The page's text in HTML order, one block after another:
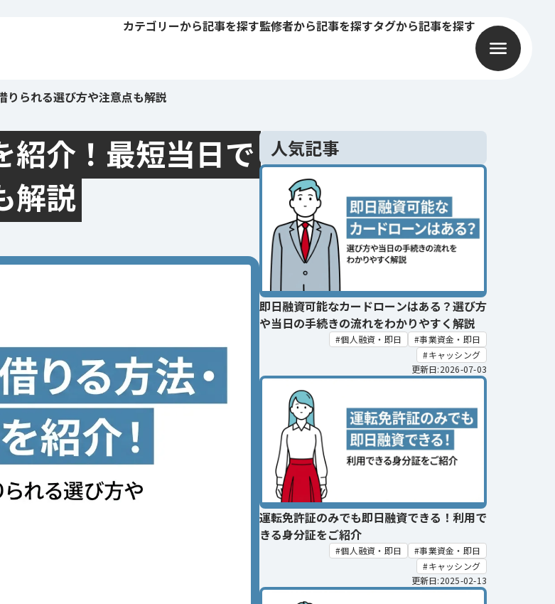
カテゴリーから記事を探す監修者から記事を探すタグから記事を探す
りられる選び方や注意点も解説
紹介！最短当日で
解説
人気記事
即日融資可能なカードローンはある？選び方
や当日の手続きの流れをわかりやすく解説
個人融資・即日
事業資金・即日
キャッシング
更新日:2026-07-03
運転免許証のみでも即日融資できる！利用で
きる身分証をご紹介
個人融資・即日
事業資金・即日
キャッシング
更新日:2025-02-13